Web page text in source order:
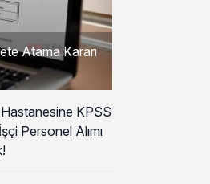
Atama Kararı
KPSS
Personel Alımı